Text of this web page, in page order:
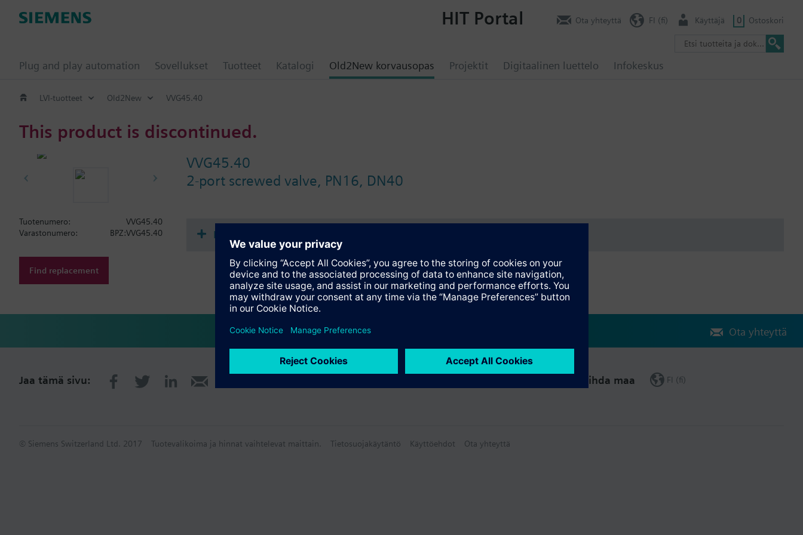
Plug and play automation Sovellukset Tuotteet Katalogi Old2New korvausopas Projektit Digitaalinen luettelo Infokeskus
HIT Portal Ota yhteyttä FI (fi) Käyttäjä 0 Ostoskori
LVI-tuotteet Old2New VVG45.40
This product is discontinued.
VVG45.40
2-port screwed valve, PN16, DN40
Tuotenumero:
VVG45.40
Varastonumero:
BPZ:VVG45.40
Find replacement
Dokumentaatio
Ota yhteyttä
Jaa tämä sivu: Vaihda maa FI (fi)
© Siemens Switzerland Ltd. 2017 Tuotevalikoima ja hinnat vaihtelevat maittain. Tietosuojakäytäntö Käyttöehdot Ota yhteyttä